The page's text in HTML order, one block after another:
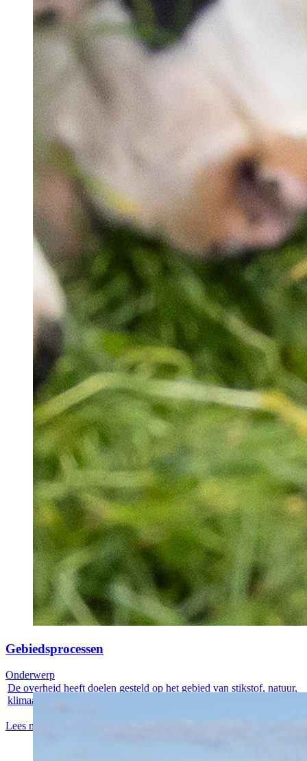
Gebiedsprocessen
De overheid heeft doelen gesteld op het gebied van stikstof, natuur,
klimaat...
Lees meer
Onderwerp